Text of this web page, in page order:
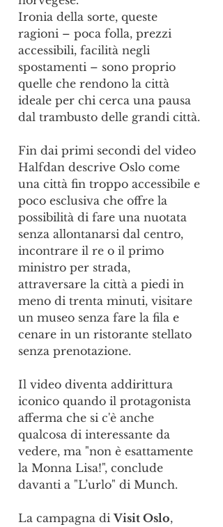
Ironia della sorte, queste
ragioni – poca folla, prezzi
accessibili, facilità negli
spostamenti – sono proprio
quelle che rendono la città
ideale per chi cerca una pausa
dal trambusto delle grandi città.
Fin dai primi secondi del video
Halfdan descrive Oslo come
una città fin troppo accessibile e
poco esclusiva che offre la
possibilità di fare una nuotata
senza allontanarsi dal centro,
incontrare il re o il primo
ministro per strada,
attraversare la città a piedi in
meno di trenta minuti, visitare
un museo senza fare la fila e
cenare in un ristorante stellato
senza prenotazione.
Il video diventa addirittura
iconico quando il protagonista
afferma che si c'è anche
qualcosa di interessante da
vedere, ma "non è esattamente
la Monna Lisa!", conclude
davanti a "L’urlo" di Munch.
La campagna di Visit Oslo,